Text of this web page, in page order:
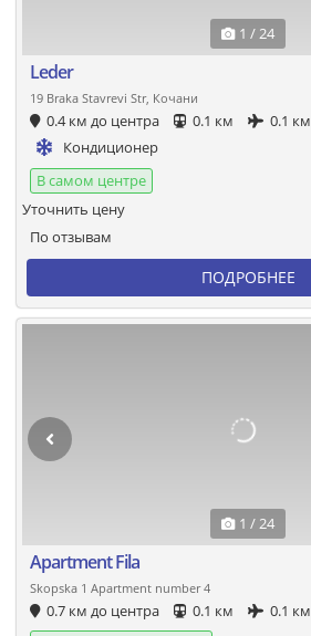
1 / 24
Leder
19 Braka Stavrevi Str, Кочани
0.4 км до центра 0.1 км
0.1 км
Кондиционер
В самом центре
По отзывам
Уточнить цену
ПОДРОБНЕЕ
1 / 24
Apartment Fila
Skopska 1 Apartment number 4
0.7 км до центра 0.1 км
0.1 км